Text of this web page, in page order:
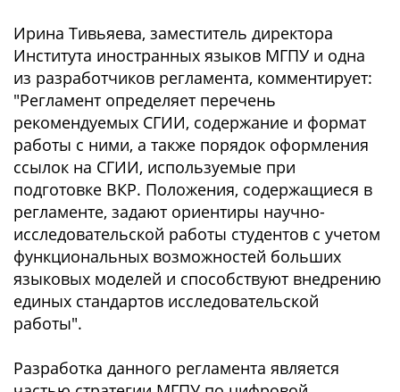
Ирина Тивьяева, заместитель директора
Института иностранных языков МГПУ и одна
из разработчиков регламента, комментирует:
"Регламент определяет перечень
рекомендуемых СГИИ, содержание и формат
работы с ними, а также порядок оформления
ссылок на СГИИ, используемые при
подготовке ВКР. Положения, содержащиеся в
регламенте, задают ориентиры научно-
исследовательской работы студентов с учетом
функциональных возможностей больших
языковых моделей и способствуют внедрению
единых стандартов исследовательской
работы".
Разработка данного регламента является